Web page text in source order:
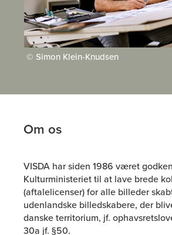
© Simon Klein-Knudsen
Om os
VISDA har siden 1986 været
Kulturministeriet til at lave brede
(aftalelicenser) for alle billeder
udenlandske billedskabere, der
danske territorium, jf.
30a jf. §50.